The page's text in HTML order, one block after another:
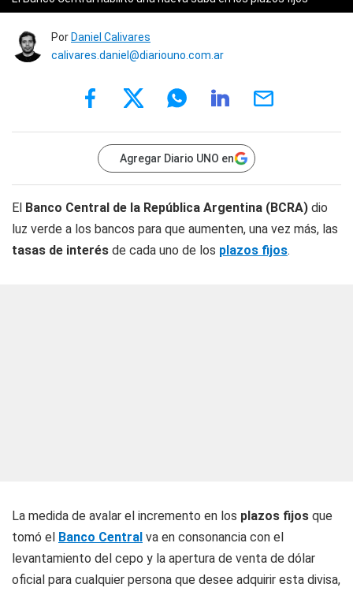
Por Daniel Calivares
calivares.daniel@diariouno.com.ar
Agregar Diario UNO en
El Banco Central de la República Argentina (BCRA) dio
luz verde a los bancos para que aumenten, una vez más, las
tasas de interés de cada uno de los plazos fijos.
La medida de avalar el incremento en los plazos fijos que
tomó el Banco Central va en consonancia con el
levantamiento del cepo y la apertura de venta de dólar
oficial para cualquier persona que desee adquirir esta divisa,